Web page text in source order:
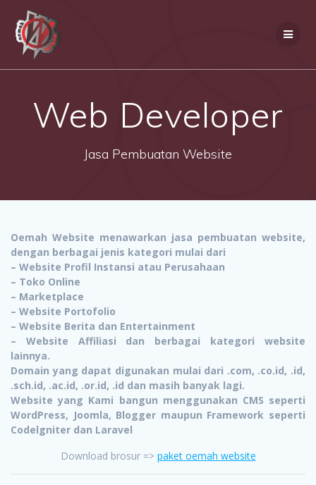
Web Developer
Jasa Pembuatan Website
Oemah Website menawarkan jasa pembuatan website,
dengan berbagai jenis kategori mulai dari
– Website Profil Instansi atau Perusahaan
– Toko Online
– Marketplace
– Website Portofolio
– Website Berita dan Entertainment
– Website Affiliasi dan berbagai kategori website
lainnya.
Domain yang dapat digunakan mulai dari .com, .co.id, .id,
.sch.id, .ac.id, .or.id, .id dan masih banyak lagi.
Website yang Kami bangun menggunakan CMS seperti
WordPress, Joomla, Blogger maupun Framework seperti
Codelgniter dan Laravel
Download brosur => paket oemah website